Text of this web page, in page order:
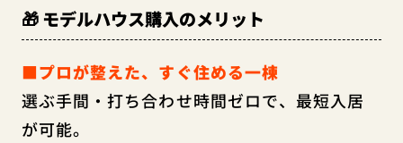
🎁 モデルハウス購入のメリット
■プロが整えた、すぐ住める一棟
選ぶ手間・打ち合わせ時間ゼロで、最短入居
が可能。